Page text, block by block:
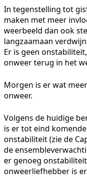
In tegenstelling tot
maken met meer
weerbeeld dan ook
langzaamaan
Er is geen
onweer terug in het
Morgen is er wat
onweer.
Volgens de huidige
is er tot eind
onstabiliteit (zie de
de
er genoeg
onweerliefhebber is